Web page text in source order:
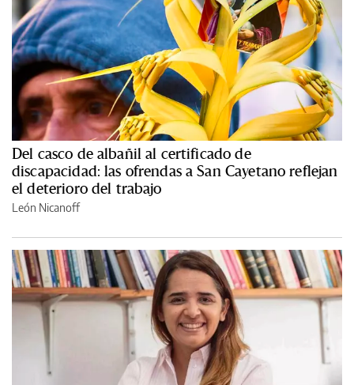
Del casco de albañil al certificado de
discapacidad: las ofrendas a San Cayetano reflejan
el deterioro del trabajo
León Nicanoff